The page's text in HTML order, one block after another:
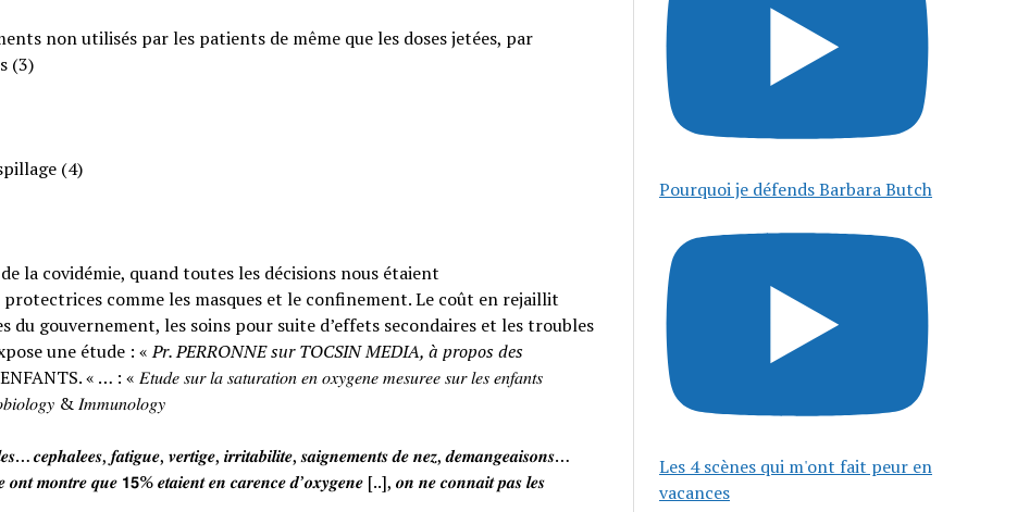
non utilisés par les patients de même que les doses jetées, par
(3)
(4)
la covidémie, quand toutes les décisions nous étaient
comme les masques et le confinement. Le coût en rejaillit
gouvernement, les soins pour suite d’effets secondaires et les troubles
une étude : «Pr. PERRONNE sur TOCSIN MEDIA, à propos des
« … : « 𝐸𝑡𝑢𝑑𝑒 𝑠𝑢𝑟 𝑙𝑎 𝑠𝑎𝑡𝑢𝑟𝑎𝑡𝑖𝑜𝑛 𝑒𝑛 𝑜𝑥𝑦𝑔𝑒𝑛𝑒 𝑚𝑒𝑠𝑢𝑟𝑒𝑒 𝑠𝑢𝑟 𝑙𝑒𝑠 𝑒𝑛𝑓𝑎𝑛𝑡𝑠
& 𝐼𝑚𝑚𝑢𝑛𝑜𝑙𝑜𝑔𝑦
𝒄𝒆𝒑𝒉𝒂𝒍𝒆𝒆𝒔, 𝒇𝒂𝒕𝒊𝒈𝒖𝒆, 𝒗𝒆𝒓𝒕𝒊𝒈𝒆, 𝒊𝒓𝒓𝒊𝒕𝒂𝒃𝒊𝒍𝒊𝒕𝒆, 𝒔𝒂𝒊𝒈𝒏𝒆𝒎𝒆𝒏𝒕𝒔 𝒅𝒆 𝒏𝒆𝒛, 𝒅𝒆𝒎𝒂𝒏𝒈𝒆𝒂𝒊𝒔𝒐𝒏𝒔…
𝒐𝒏𝒕 𝒎𝒐𝒏𝒕𝒓𝒆 𝒒𝒖𝒆 𝟭𝟱% 𝒆𝒕𝒂𝒊𝒆𝒏𝒕 𝒆𝒏 𝒄𝒂𝒓𝒆𝒏𝒄𝒆 𝒅’𝒐𝒙𝒚𝒈𝒆𝒏𝒆 [..], 𝒐𝒏 𝒏𝒆 𝒄𝒐𝒏𝒏𝒂𝒊𝒕 𝒑𝒂𝒔 𝒍𝒆𝒔
Pourquoi je défends Barbara Butch
Les 4 scènes qui m'ont fait peur en
vacances